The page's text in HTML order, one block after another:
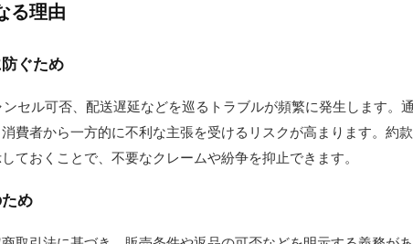
る理由
ぐため
セル可否、配送遅延などを巡るトラブルが頻繁に発生します。
費者から一方的に不利な主張を受けるリスクが高まります。約
ておくことで、不要なクレームや紛争を抑止できます。
め